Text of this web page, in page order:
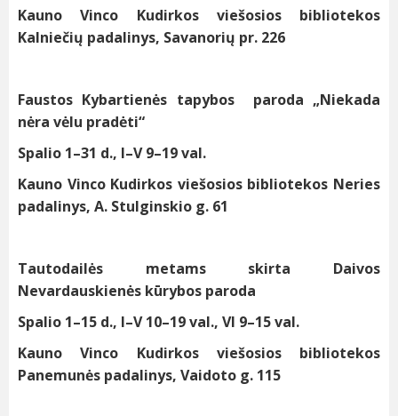
Kauno Vinco Kudirkos viešosios bibliotekos
Kalniečių padalinys, Savanorių pr. 226
Faustos Kybartienės tapybos paroda „Niekada
nėra vėlu pradėti“
Spalio 1–31 d., I–V 9–19 val.
Kauno Vinco Kudirkos viešosios bibliotekos Neries
padalinys, A. Stulginskio g. 61
Tautodailės metams skirta Daivos
Nevardauskienės kūrybos paroda
Spalio 1–15 d., I–V 10–19 val., VI 9–15 val.
Kauno Vinco Kudirkos viešosios bibliotekos
Panemunės padalinys, Vaidoto g. 115